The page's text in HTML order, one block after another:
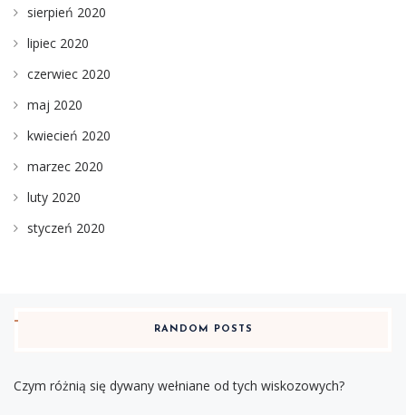
sierpień 2020
lipiec 2020
czerwiec 2020
maj 2020
kwiecień 2020
marzec 2020
luty 2020
styczeń 2020
RANDOM POSTS
Czym różnią się dywany wełniane od tych wiskozowych?